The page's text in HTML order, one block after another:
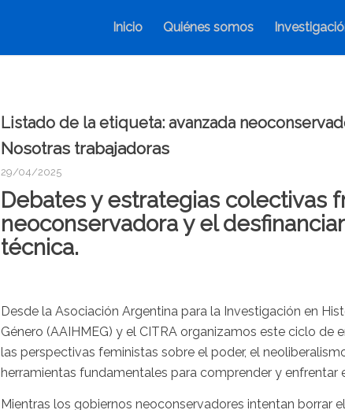
Inicio Quiénes somos
Listado de la etiqueta: avanzada
Nosotras trabajadoras
29/04/2025
Debates y estrategias colectivas
neoconservadora y el
técnica.
Desde la Asociación Argentina para la Investigación en
Género (AAIHMEG) y el CITRA organizamos este ciclo de
las perspectivas feministas sobre el poder, el
herramientas fundamentales para comprender y enfrentar
Mientras los gobiernos neoconservadores intentan borrar